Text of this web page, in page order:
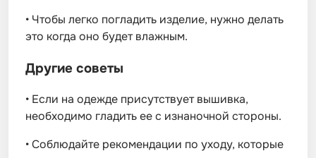
• Чтобы легко погладить изделие, нужно делать
это когда оно будет влажным.
Другие советы
• Если на одежде присутствует вышивка,
необходимо гладить ее с изнаночной стороны.
•Соблюдайте рекомендации по уходу, которые